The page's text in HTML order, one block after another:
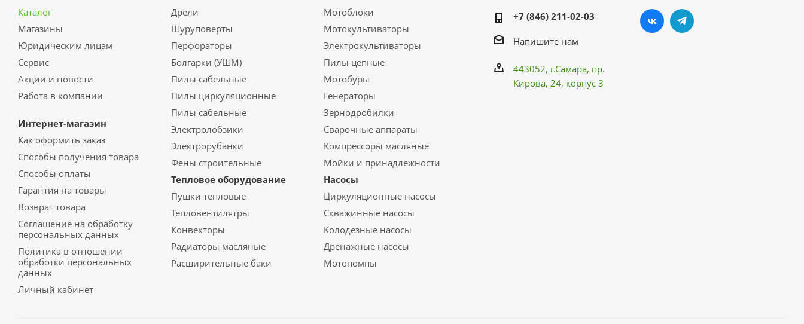
Каталог
Магазины
Юридическим лицам
Сервис
Акции и новости
Работа в компании
Интернет-магазин
Как оформить заказ
Способы получения товара
Способы оплаты
Гарантия на товары
Возврат товара
Соглашение на обработку
персональных данных
Политика в отношении
обработки персональных
данных
Личный кабинет
Дрели
Шуруповерты
Перфораторы
Болгарки (УШМ)
Пилы сабельные
Пилы циркуляционные
Пилы сабельные
Электролобзики
Электрорубанки
Фены строительные
Тепловое оборудование
Пушки тепловые
Тепловентилятры
Конвекторы
Радиаторы масляные
Расширительные баки
Мотоблоки
Мотокультиваторы
Электрокультиваторы
Пилы цепные
Мотобуры
Генераторы
Зернодробилки
Сварочные аппараты
Компрессоры масляные
Мойки и принадлежности
Насосы
Циркуляционные насосы
Скважинные насосы
Колодезные насосы
Дренажные насосы
Мотопомпы
+7 (846) 211-02-03
Напишите нам
443052, г.Самара, пр.
Кирова, 24, корпус 3